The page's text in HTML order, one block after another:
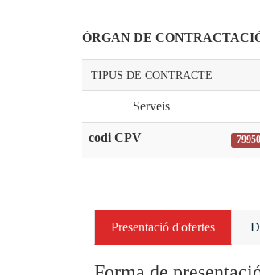
ÒRGAN DE
TIPUS DE CONTRACTE
Serveis
codi CPV
Presentació d'ofertes